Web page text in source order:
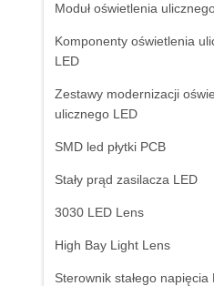
Moduł oświetlenia
Komponenty oświetlenia
LED
Zestawy modernizacji
ulicznego LED
SMD led płytki PCB
Stały prąd zasilacza LED
3030 LED Lens
High Bay Light Lens
Sterownik stałego napięcia